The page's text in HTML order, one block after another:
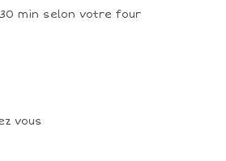
min selon votre four
vous